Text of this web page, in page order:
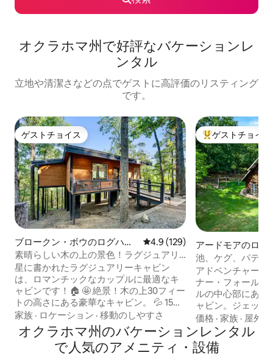
オクラホマ州で好評なバケーションレ
ンタル
立地や清潔さなどの点でゲストに高評価のリスティング
です。
ゲストチョイス
ゲストチョイス
ブロークン・ボウのログハウ
ス
レビュー129件、5つ星中4.9つ
4.9 (129)
素晴らしい木の上の景色！ラグジュアリ
ーでロマンチックなベッド1台のキャビン
星に書かれたラグジュアリーキャビン
は、ロマンチックなカップルに最適なキ
ャビンです！🏠 🤩 絶景！木の上30フィー
トの高さにある豪華なキャビン。 💦 15フ
ィートの広々としたウォークインシャワ
ーと猫足のバスタブ。 ガスコンロ、アイ
ランド、高級家電を備えた🧑‍🍳デザイナ
ーキッチン。 屋内と屋外暖炉付きの巻き
家族 · ロケーション · 移動のしやすさ
大好評のゲスト
ゲストチョイス
アードモアのログ
池、ケグ、パティ
庭があるログハウ
アドベンチャー・
ナー・フォールズ
ルの中心部にある
ャビン。ジェット
ァイヤーピットの
ムテーブルでカー
を取りましょう。
みください。全室
価格 ·家族 · 屋外
オクラホマ州のバケーションレンタル
で人気のアメニティ・設備